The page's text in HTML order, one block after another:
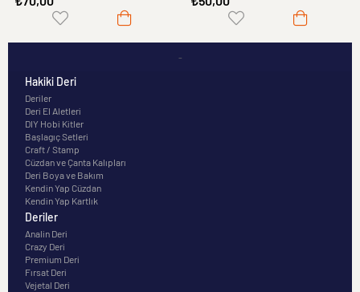
-
Hakiki Deri
Deriler
Deri El Aletleri
DIY Hobi Kitler
Başlagıç Setleri
Craft / Stamp
Cüzdan ve Çanta Kalıpları
Deri Boya ve Bakım
Kendin Yap Cüzdan
Kendin Yap Kartlık
Deriler
Analin Deri
Crazy Deri
Premium Deri
Fırsat Deri
Vejetal Deri